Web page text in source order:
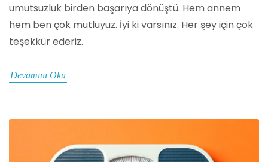
umutsuzluk birden başarıya dönüştü. Hem annem
hem ben çok mutluyuz. İyi ki varsınız. Her şey için çok
teşekkür ederiz.
Devamını Oku